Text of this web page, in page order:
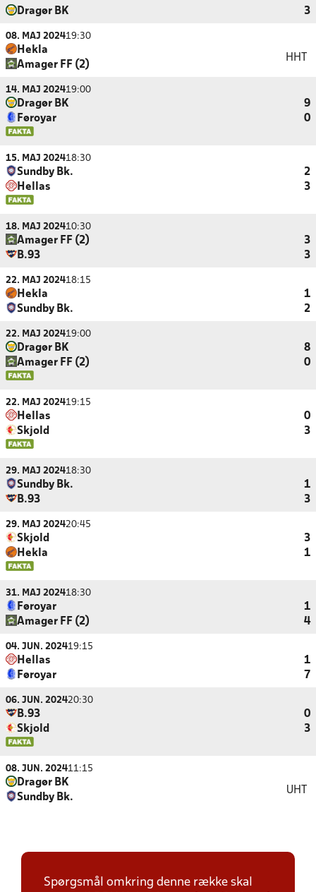
Dragør BK
3
08. MAJ 202419:30
Hekla
Amager FF (2)
HHT
14. MAJ 202419:00
Dragør BK
9
Føroyar
0
15. MAJ 202418:30
Sundby Bk.
2
Hellas
3
18. MAJ 202410:30
Amager FF (2)
3
B.93
3
22. MAJ 202418:15
Hekla
1
Sundby Bk.
2
22. MAJ 202419:00
Dragør BK
8
Amager FF (2)
0
22. MAJ 202419:15
Hellas
0
Skjold
3
29. MAJ 202418:30
Sundby Bk.
1
B.93
3
29. MAJ 202420:45
Skjold
3
Hekla
1
31. MAJ 202418:30
Føroyar
1
Amager FF (2)
4
04. JUN. 202419:15
Hellas
1
Føroyar
7
06. JUN. 202420:30
B.93
0
Skjold
3
08. JUN. 202411:15
Dragør BK
Sundby Bk.
UHT
Spørgsmål omkring denne række skal